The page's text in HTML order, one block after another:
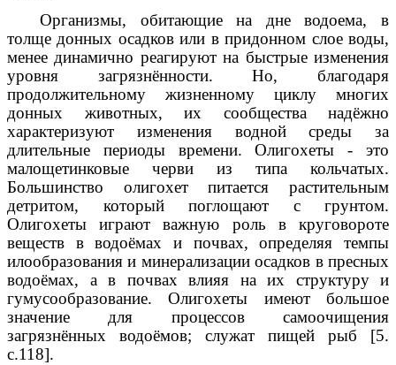
Организмы, обитающие на дне водоема, в
толще донных осадков или в придонном слое воды,
менее динамично реагируют на быстрые изменения
уровня загрязнённости. Но, благодаря
продолжительному жизненному циклу многих
донных животных, их сообщества надёжно
характеризуют изменения водной среды за
длительные периоды времени. Олигохеты - это
малощетинковые черви из типа кольчатых.
Большинство олигохет питается растительным
детритом, который поглощают с грунтом.
Олигохеты играют важную роль в круговороте
веществ в водоёмах и почвах, определяя темпы
илообразования и минерализации осадков в пресных
водоёмах, а в почвах влияя на их структуру и
гумусообразование. Олигохеты имеют большое
значение для процессов самоочищения
загрязнённых водоёмов; служат пищей рыб [5.
с.118].